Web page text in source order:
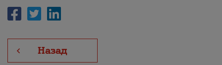
Назад